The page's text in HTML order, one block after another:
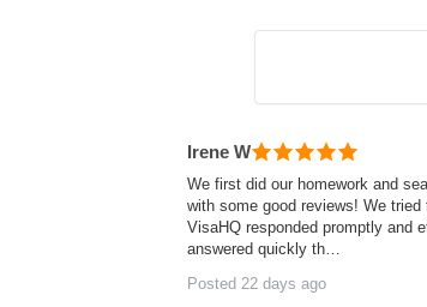
Irene W
We first did our homework and
with some good reviews! We tried
VisaHQ responded promptly and
answered quickly th…
Posted 22 days ago